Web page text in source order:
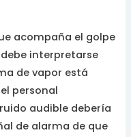
acompaña el golpe
interpretarse
de vapor está
personal
audible debería
de alarma de que